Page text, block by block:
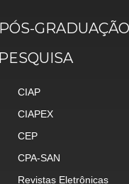
PÓS-GRADUAÇÃO
PESQUISA
CIAP
CIAPEX
CEP
CPA-SAN
Revistas Eletrônicas